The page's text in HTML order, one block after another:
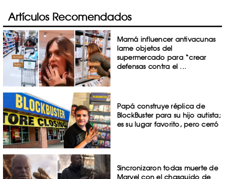
Artículos Recomendados
Mamá influencer antivacunas
lame objetos del
supermercado para “crear
defensas contra el ...
Papá construye réplica de
BlockBuster para su hijo autista;
es su lugar favorito, pero cerró
Sincronizaron todas muerte de
Marvel con el chasquido de